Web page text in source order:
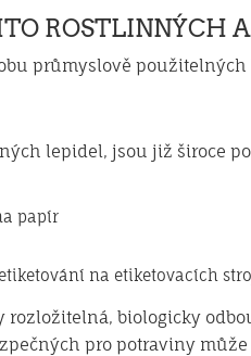
ROSTLINNÝCH
průmyslově
lepidel, jsou již široce
papír
na etiketovacích
biologicky
pro potraviny